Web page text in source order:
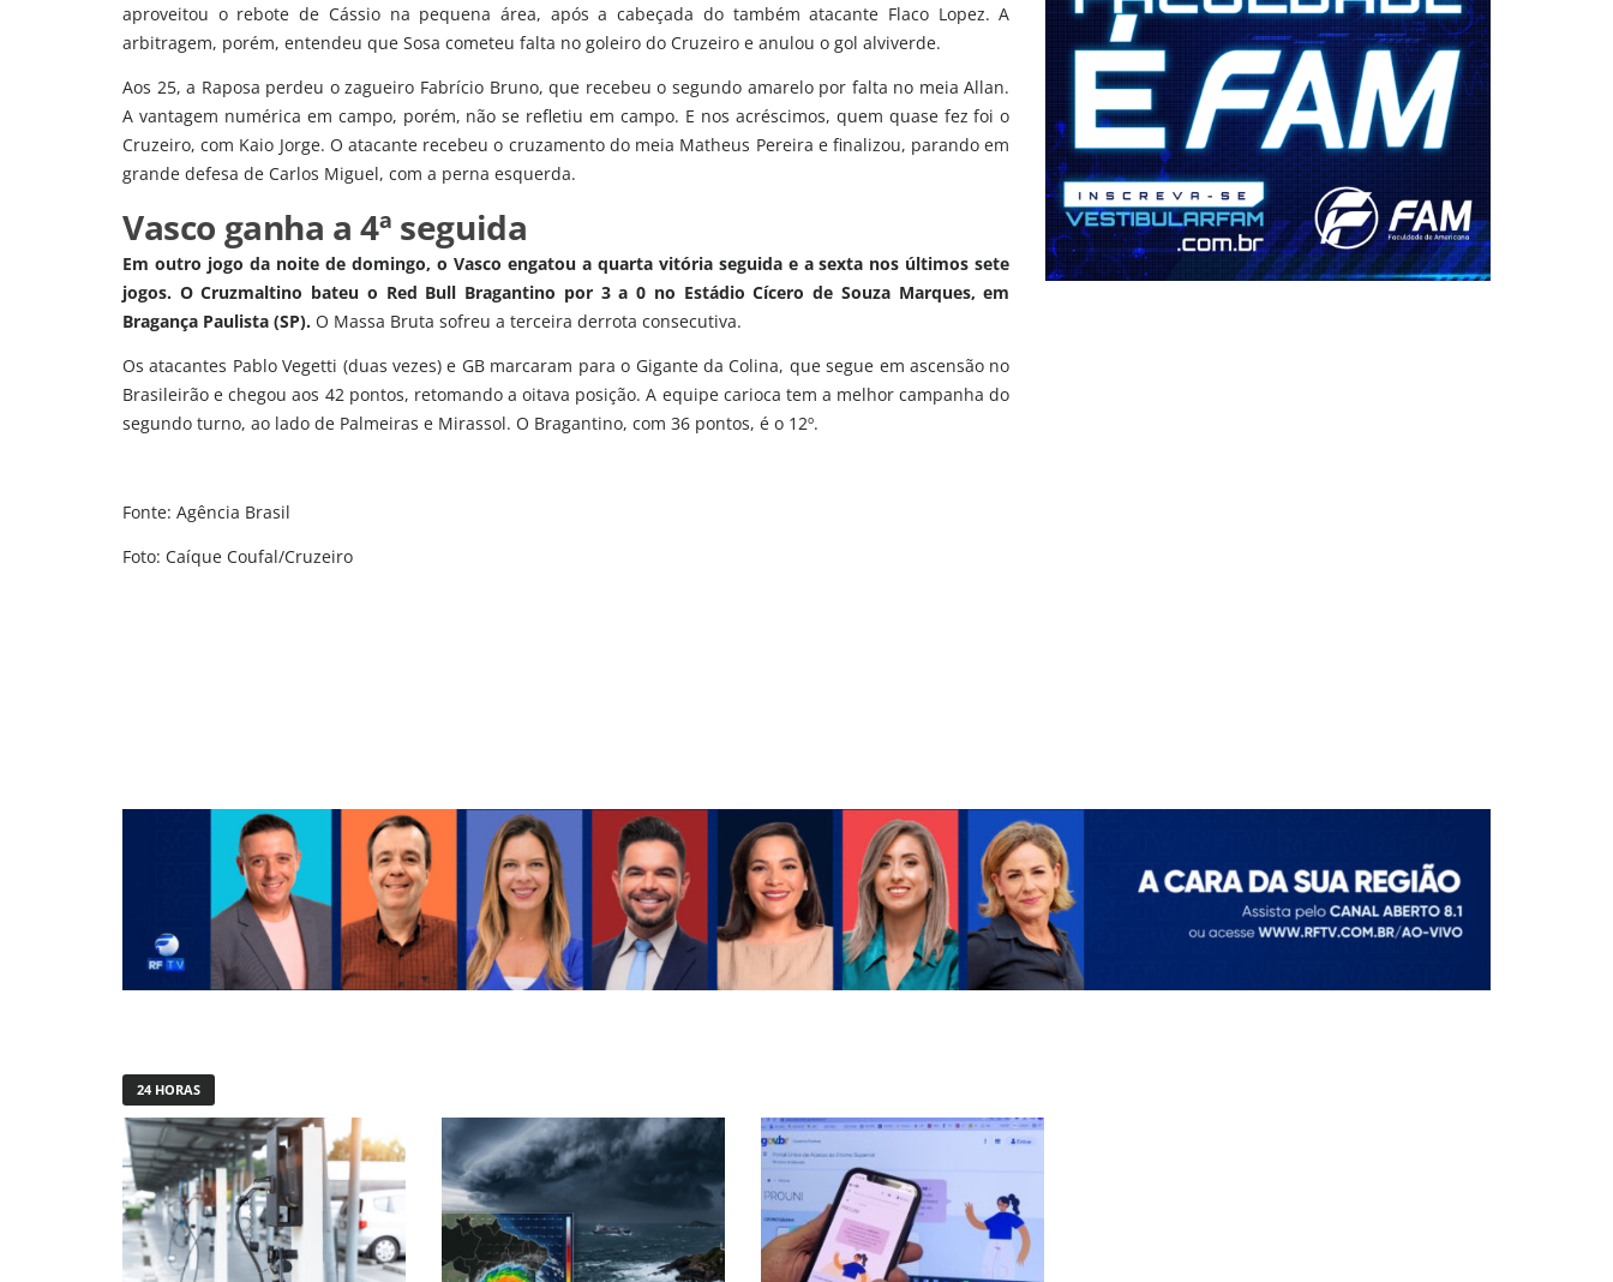
aproveitou o rebote de Cássio na pequena área, após a cabeçada do também atacante Flaco Lopez. A
arbitragem, porém, entendeu que Sosa cometeu falta no goleiro do Cruzeiro e anulou o gol alviverde.
Aos 25, a Raposa perdeu o zagueiro Fabrício Bruno, que recebeu o segundo amarelo por falta no meia Allan.
A vantagem numérica em campo, porém, não se refletiu em campo. E nos acréscimos, quem quase fez foi o
Cruzeiro, com Kaio Jorge. O atacante recebeu o cruzamento do meia Matheus Pereira e finalizou, parando em
grande defesa de Carlos Miguel, com a perna esquerda.
Vasco ganha a 4ª seguida
Em outro jogo da noite de domingo, o Vasco engatou a quarta vitória seguida e a sexta nos últimos sete
jogos. O Cruzmaltino bateu o Red Bull Bragantino por 3 a 0 no Estádio Cícero de Souza Marques, em
Bragança Paulista (SP). O Massa Bruta sofreu a terceira derrota consecutiva.
Os atacantes Pablo Vegetti (duas vezes) e GB marcaram para o Gigante da Colina, que segue em ascensão no
Brasileirão e chegou aos 42 pontos, retomando a oitava posição. A equipe carioca tem a melhor campanha do
segundo turno, ao lado de Palmeiras e Mirassol. O Bragantino, com 36 pontos, é o 12º.
Fonte: Agência Brasil
Foto: Caíque Coufal/Cruzeiro
24 HORAS